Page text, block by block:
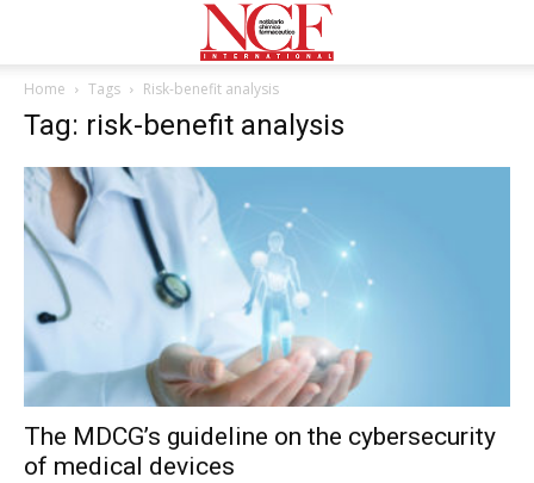
Home Tags Risk-benefit analysis
Tag: risk-benefit analysis
The MDCG’s guideline on the cybersecurity
of medical devices